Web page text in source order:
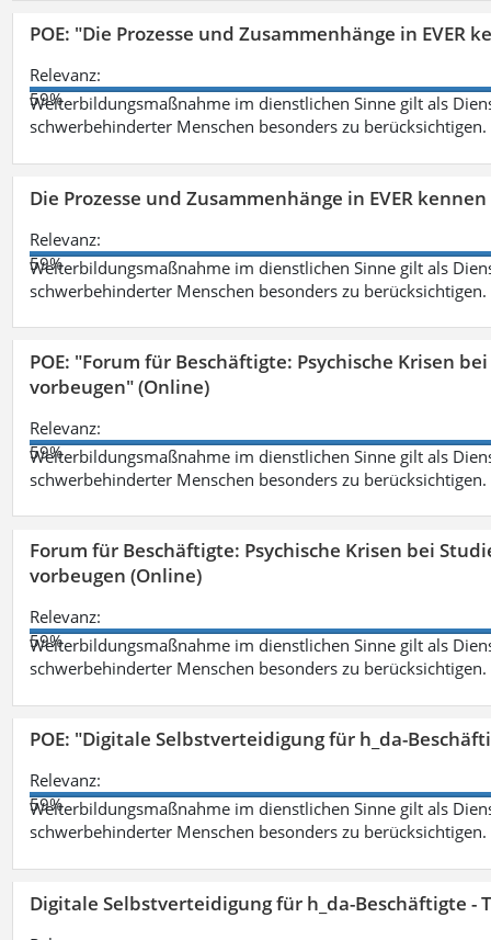
POE: "Die Prozesse und Zusammenhänge in EVER
Relevanz:
59%
Weiterbildungsmaßnahme im dienstlichen Sinne gilt als
schwerbehinderter Menschen besonders zu berücksichtigen.
Die Prozesse und Zusammenhänge in EVER
Relevanz:
59%
Weiterbildungsmaßnahme im dienstlichen Sinne gilt als
schwerbehinderter Menschen besonders zu berücksichtigen.
POE: "Forum für Beschäftigte: Psychische Krisen
vorbeugen" (Online)
Relevanz:
59%
Weiterbildungsmaßnahme im dienstlichen Sinne gilt als
schwerbehinderter Menschen besonders zu berücksichtigen.
Forum für Beschäftigte: Psychische Krisen bei
vorbeugen (Online)
Relevanz:
59%
Weiterbildungsmaßnahme im dienstlichen Sinne gilt als
schwerbehinderter Menschen besonders zu berücksichtigen.
POE: "Digitale Selbstverteidigung für h_da-
Relevanz:
59%
Weiterbildungsmaßnahme im dienstlichen Sinne gilt als
schwerbehinderter Menschen besonders zu berücksichtigen.
Digitale Selbstverteidigung für h_da-Beschäftigte -